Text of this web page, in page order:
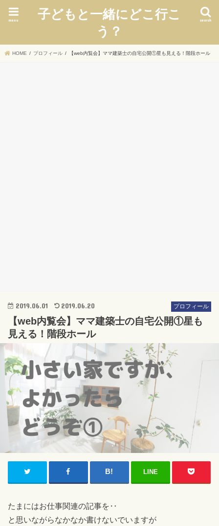
子どもと一緒にどこ行こ
う？
search
menu
HOME プロフィール 【web内覧会】ママ建築士の自宅公開①星も見える！階段ホール
プロフィール
2019.06.01 2019.06.20
【web内覧会】ママ建築士の自宅公開①星も
見える！階段ホール
LINE
たまにはお仕事関連の記事を‥
と思いながらなかなか書けないでいますが